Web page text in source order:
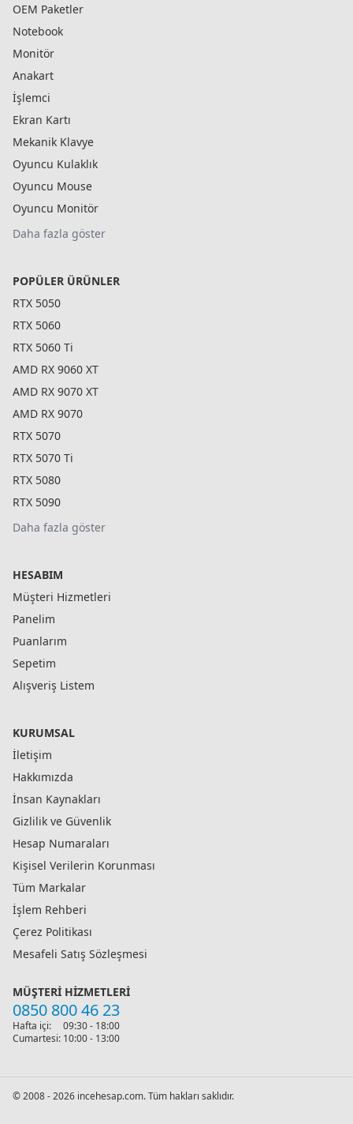
OEM Paketler
Notebook
Monitör
Anakart
İşlemci
Ekran Kartı
Mekanik Klavye
Oyuncu Kulaklık
Oyuncu Mouse
Oyuncu Monitör
Daha fazla göster
POPÜLER ÜRÜNLER
RTX 5050
RTX 5060
RTX 5060 Ti
AMD RX 9060 XT
AMD RX 9070 XT
AMD RX 9070
RTX 5070
RTX 5070 Ti
RTX 5080
RTX 5090
Daha fazla göster
HESABIM
Müşteri Hizmetleri
Panelim
Puanlarım
Sepetim
Alışveriş Listem
KURUMSAL
İletişim
Hakkımızda
İnsan Kaynakları
Gizlilik ve Güvenlik
Hesap Numaraları
Kişisel Verilerin Korunması
Tüm Markalar
İşlem Rehberi
Çerez Politikası
Mesafeli Satış Sözleşmesi
MÜŞTERI HIZMETLERI
0850 800 46 23
Hafta içi:
09:30 - 18:00
Cumartesi: 10:00 - 13:00
© 2008 - 2026 incehesap.com. Tüm hakları saklıdır.